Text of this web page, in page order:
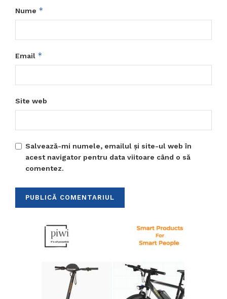
Nume *
Email *
Site web
Salvează-mi numele, emailul și site-ul web în
acest navigator pentru data viitoare când o să
comentez.